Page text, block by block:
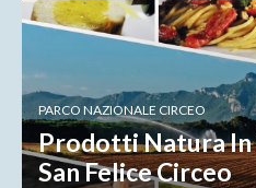
PARCO NAZIONALE CIRCEO
Prodotti Natura In
San Felice Circeo